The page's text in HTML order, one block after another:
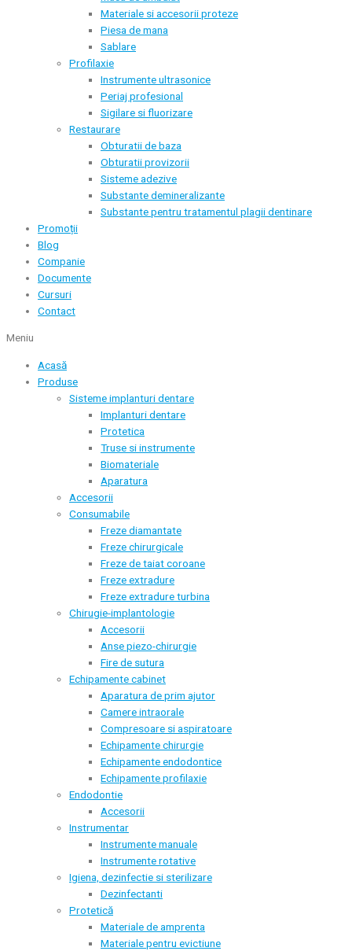
Materiale si accesorii proteze
Piesa de mana
Sablare
Profilaxie
Instrumente ultrasonice
Periaj profesional
Sigilare si fluorizare
Restaurare
Obturatii de baza
Obturatii provizorii
Sisteme adezive
Substante demineralizante
Substante pentru tratamentul plagii dentinare
Promoții
Blog
Companie
Documente
Cursuri
Contact
Meniu
Acasă
Produse
Sisteme implanturi dentare
Implanturi dentare
Protetica
Truse si instrumente
Biomateriale
Aparatura
Accesorii
Consumabile
Freze diamantate
Freze chirurgicale
Freze de taiat coroane
Freze extradure
Freze extradure turbina
Chirugie-implantologie
Accesorii
Anse piezo-chirurgie
Fire de sutura
Echipamente cabinet
Aparatura de prim ajutor
Camere intraorale
Compresoare si aspiratoare
Echipamente chirurgie
Echipamente endodontice
Echipamente profilaxie
Endodontie
Accesorii
Instrumentar
Instrumente manuale
Instrumente rotative
Igiena, dezinfectie si sterilizare
Dezinfectanti
Protetică
Materiale de amprenta
Materiale pentru evictiune